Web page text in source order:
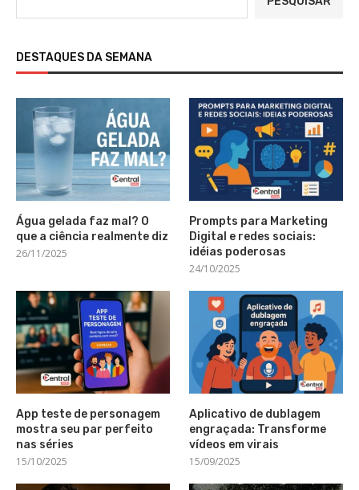
DESTAQUES DA SEMANA
Água gelada faz mal? O
que a ciência realmente diz
26/11/2025
Prompts para Marketing
Digital e redes sociais:
idéias poderosas
24/10/2025
App teste de personagem
mostra seu par perfeito
nas séries
15/10/2025
Aplicativo de dublagem
engraçada: Transforme
vídeos em virais
15/09/2025